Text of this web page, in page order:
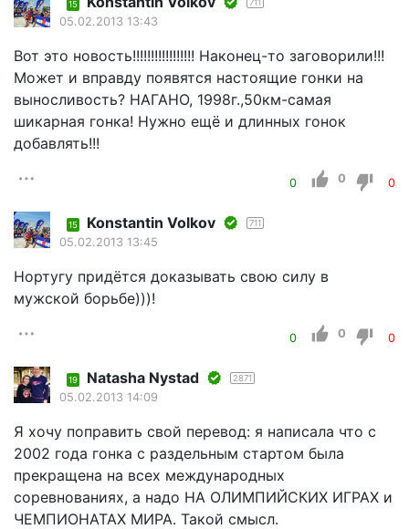
15 711
05.02.2013 13:43
Вот это новость!!!!!!!!!!!!!!!!! Наконец-то заговорили!!!
Может и вправду появятся настоящие гонки на
выносливость? НАГАНО, 1998г.,50км-самая
шикарная гонка! Нужно ещё и длинных гонок
добавлять!!!
0 0 0
15 Konstantin Volkov 711
05.02.2013 13:45
Нортугу придётся доказывать свою силу в
мужской борьбе)))!
0 0 0
19 Natasha Nystad 2871
05.02.2013 14:09
Я хочу поправить свой перевод: я написала что с
2002 года гонка с раздельным стартом была
прекращена на всех международных
соревнованиях, а надо НА ОЛИМПИЙСКИХ ИГРАХ и
ЧЕМПИОНАТАХ МИРА. Такой смысл.